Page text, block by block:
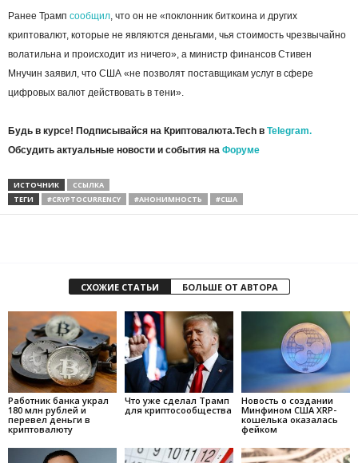
Ранее Трамп сообщил, что он не «поклонник биткоина и других
криптовалют, которые не являются деньгами, чья стоимость чрезвычайно
волатильна и происходит из ничего», а министр финансов Стивен
Мнучин заявил, что США «не позволят поставщикам услуг в сфере
цифровых валют действовать в тени».
Будь в курсе! Подписывайся на Криптовалюта.Tech в Telegram.
Обсудить актуальные новости и события на Форуме
ИСТОЧНИК
ССЫЛКА
ТЕГИ
#CRYPTOCURRENCY #АНОНИМНОСТЬ #США
СХОЖИЕ СТАТЬИ БОЛЬШЕ ОТ АВТОРА
Работник банка украл
180 млн рублей и
перевел деньги в
криптовалюту
Что уже сделал Трамп
для криптосообщества
Новость о создании
Минфином США XRP-
кошелька оказалась
фейком